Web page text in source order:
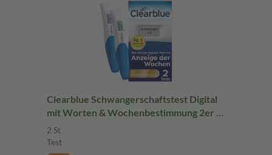
Clearblue Schwangerschaftstest Digital
mit Worten & Wochenbestimmung 2er 2
St Test
2 St
Test